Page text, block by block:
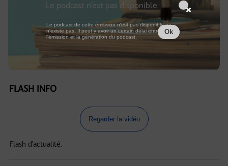
FLASH INFO
Regarder la vidéo
Flash d'actualité.
Le podcast n'est pas disponible
Le podcast de cette émission n'est pas disponible ou
n'existe pas. Il peut y avoir un certain délai entre la fin de
l'émission et la génération du podcast.
Ok